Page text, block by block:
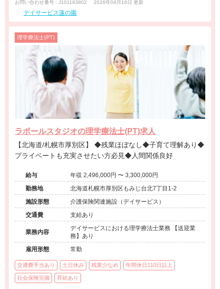
お問い合わせ番号 : J101193802 2026年04月16日 更新
デイサービス蓮の園
理学療法士(PT)
ラポールスタジオの理学療法士(PT)求人
【北海道/札幌市厚別区】 ◆残業ほぼなし◆子育て理解あり◆
プライベートも充実させたい方必見◆人間関係良好
給与
年収 2,496,000円 〜 3,300,000円
勤務地
北海道札幌市厚別区もみじ台北7丁目1-2
施設形態
介護保険関連施設（デイサービス）
交通費
支給あり
業務内容
デイサービスにおける理学療法士業務 【送迎業
務】あり
雇用形態
常勤
交通費手当あり 土日休み 残業少なめ 年間休日110日以上
社会保険完備 昇給あり